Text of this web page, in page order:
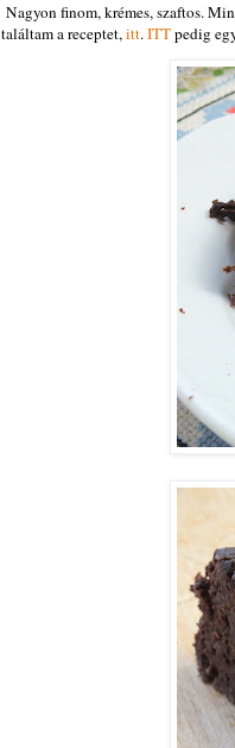
Nagyon finom, krémes, szaftos.
találtam a receptet,itt.ITTpedig